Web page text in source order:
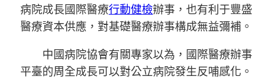
病院成長國際醫療行動健檢辦事，也有利于豐盛
醫療資本供應，對基礎醫療辦事構成無益彌補。
中國病院協會有關專家以為，國際醫療辦事
平臺的周全成長可以對公立病院發生反哺感化。